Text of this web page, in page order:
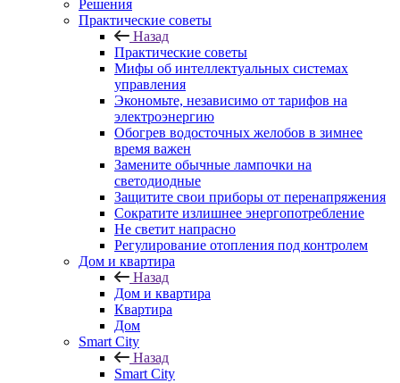
Решения
Практические советы
Назад
Практические советы
Мифы об интеллектуальных системах
управления
Экономьте, независимо от тарифов на
электроэнергию
Обогрев водосточных желобов в зимнее
время важен
Замените обычные лампочки на
светодиодные
Защитите свои приборы от перенапряжения
Сократите излишнее энергопотребление
Не светит напрасно
Регулирование отопления под контролем
Дом и квартира
Назад
Дом и квартира
Квартира
Дом
Smart City
Назад
Smart City